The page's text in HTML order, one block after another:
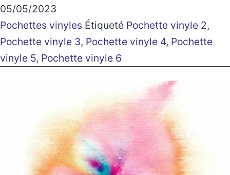
05/05/2023
Pochettes vinyles Étiqueté Pochette vinyle 2,
Pochette vinyle 3, Pochette vinyle 4, Pochette
vinyle 5, Pochette vinyle 6